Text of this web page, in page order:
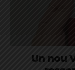
Un nou